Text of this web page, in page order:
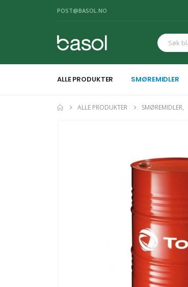
POST@BASOL.NO
ALLE PRODUKTER SMØREMIDLER
ALLE PRODUKTER SMØREMIDLER,